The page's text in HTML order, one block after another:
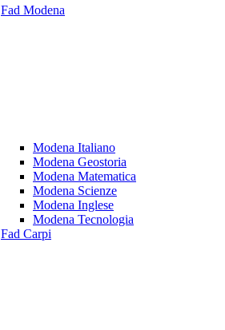
Fad Modena
Modena Italiano
Modena Geostoria
Modena Matematica
Modena Scienze
Modena Inglese
Modena Tecnologia
Fad Carpi